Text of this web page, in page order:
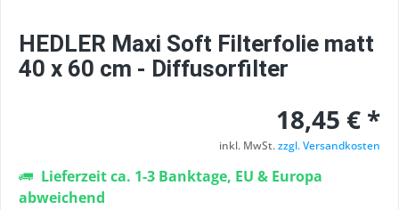
HEDLER Maxi Soft Filterfolie matt
40 x 60 cm - Diffusorfilter
18,45 € *
inkl. MwSt.zzgl. Versandkosten
Lieferzeit ca. 1-3 Banktage, EU & Europa
abweichend